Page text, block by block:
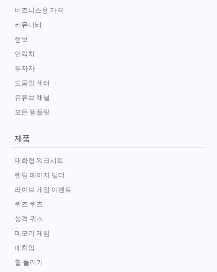
비즈니스용 가격
커뮤니티
정보
연락처
투자자
도움말 센터
유튜브 채널
모든 템플릿
제품
대화형 워크시트
랜딩 페이지 빌더
라이브 게임 이벤트
퀴즈 퀴즈
성격 퀴즈
메모리 게임
매치업
휠 돌리기